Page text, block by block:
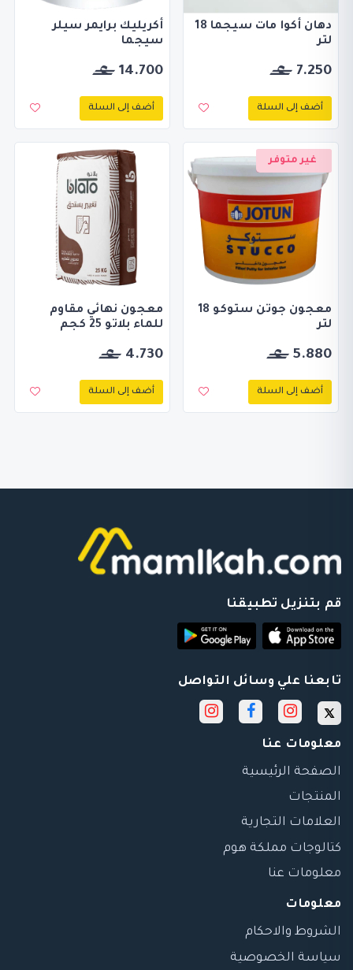
دهان أكوا مات سيجما 18
لتر
7.250
أضف إلى السلة
أكريليك برايمر سيلر
سيجما
14.700
أضف إلى السلة
غير متوفر
معجون جوتن ستوكو 18
لتر
5.880
أضف إلى السلة
معجون نهائي مقاوم
للماء بلاتو 25 كجم
4.730
أضف إلى السلة
قم بتنزيل تطبيقنا
تابعنا علي وسائل التواصل
معلومات عنا
الصفحة الرئيسية
المنتجات
العلامات التجارية
كتالوجات مملكة هوم
معلومات عنا
معلومات
الشروط والاحكام
سياسة الخصوصية